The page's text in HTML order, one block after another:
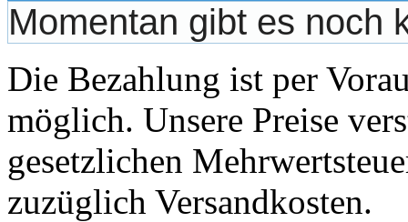
Momentan gibt es noch
Die Bezahlung ist per
möglich. Unsere Preise
gesetzlichen
zuzüglich Versandkosten.